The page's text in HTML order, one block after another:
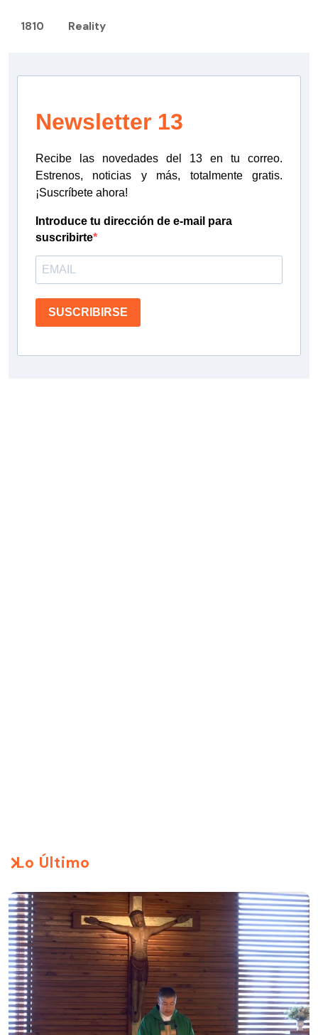
1810 Reality
Newsletter 13
Recibe las novedades del 13 en tu correo.
Estrenos, noticias y más, totalmente gratis.
¡Suscríbete ahora!
Introduce tu dirección de e-mail para
suscribirte
SUSCRIBIRSE
Lo Último